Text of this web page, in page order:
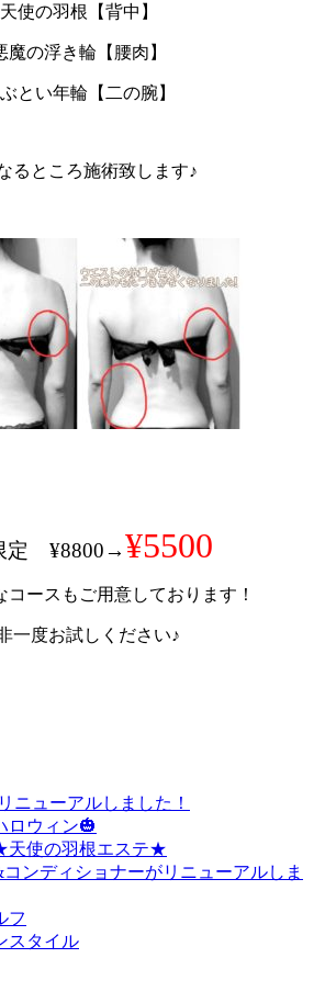
天使の羽根【背中】
魔の浮き輪【腰肉】
とい年輪【二の腕】
るところ施術致します♪
定 ¥8800→¥5500
コースもご用意しております！
一度お試しください♪
ニューアルしました！
ロウィン🎃
天使の羽根エステ★
コンディショナーがリニューアルしま
フ
スタイル